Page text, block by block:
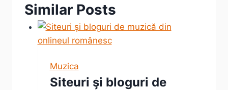
Similar Posts
Muzica
Siteuri şi bloguri de